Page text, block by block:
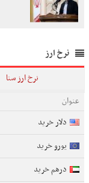
نرخ ارز
نرخ ارز سنا
عنوان
دلار خرید
یورو خرید
درهم خرید